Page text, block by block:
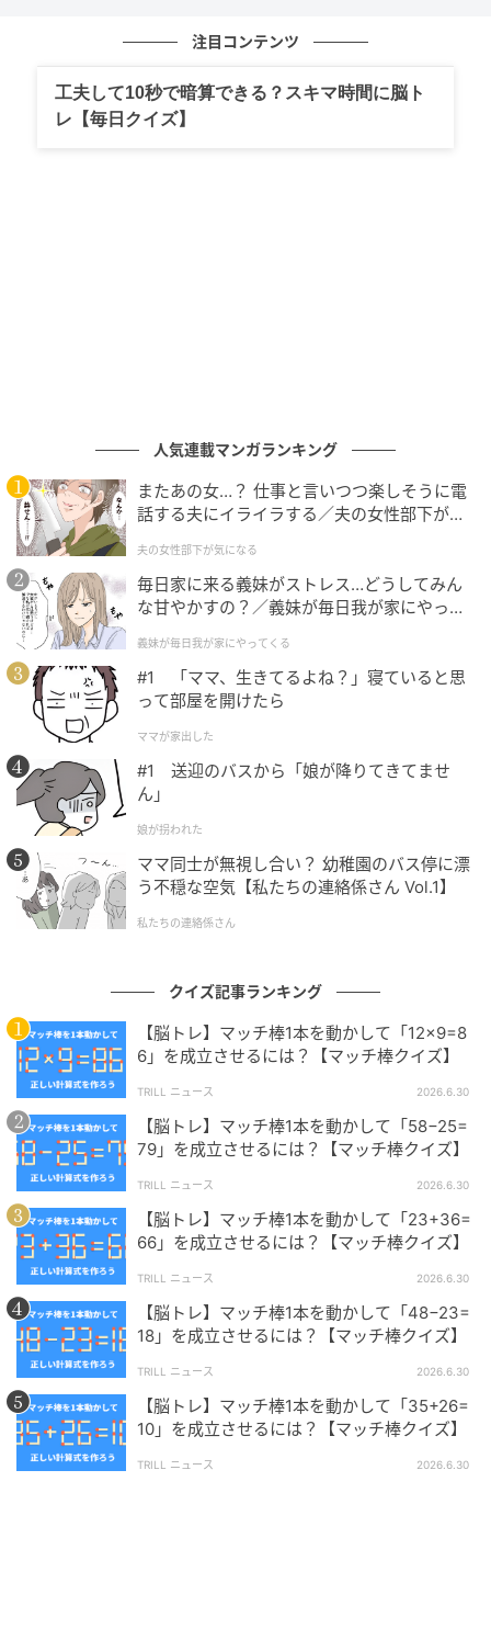
正解、思い浮かびましたか。
略語を元の言葉に戻してみると、意味の輪郭がはっき
株式会社キュービックは、さまざまな場面でご利用い
ただけるクイズ問題のご提供、クイズイベントの構築
を主な業務とする日本初の「クイズの総合商社」で
す。クイズに関することなら何でもお気軽にご相談く
ださい。
【脳トレ】初級編『マッチ棒クイズ』問題まとめ→あ
なたはすぐにひらめけるかな？
【脳トレ】初級編『マッチ棒クイズ』問題まとめ
→あなたはすぐにひらめけるかな？
次の記事
「IBM」って何の略？有名企業でも正式名は
意外と長い【略語クイズ】
の記事をもっとみる
注目コンテンツ
工夫して10秒で暗算できる？スキマ時間に脳ト
レ【毎日クイズ】
人気連載マンガランキング
またあの女…？ 仕事と言いつつ楽しそうに電
話する夫にイライラする／夫の女性部下が気
夫の女性部下が気になる
毎日家に来る義妹がストレス…どうしてみん
な甘やかすの？／義妹が毎日我が家にやって
が】
義妹が毎日我が家にやってくる
#1 「ママ、生きてるよね？」寝ていると思
って部屋を開けたら
ママが家出した
#1 送迎のバスから「娘が降りてきてませ
ん」
娘が拐われた
ママ同士が無視し合い？ 幼稚園のバス停に漂
う不穏な空気【私たちの連絡係さん Vol.1】
私たちの連絡係さん
クイズ記事ランキング
【脳トレ】マッチ棒1本を動かして「12×9=8
6」を成立させるには？【マッチ棒クイズ】
TRILL ニュース 2026.6.30
【脳トレ】マッチ棒1本を動かして「58−25=
79」を成立させるには？【マッチ棒クイズ】
TRILL ニュース 2026.6.30
【脳トレ】マッチ棒1本を動かして「23+36=
66」を成立させるには？【マッチ棒クイズ】
TRILL ニュース 2026.6.30
【脳トレ】マッチ棒1本を動かして「48−23=
18」を成立させるには？【マッチ棒クイズ】
TRILL ニュース 2026.6.30
【脳トレ】マッチ棒1本を動かして「35+26=
10」を成立させるには？【マッチ棒クイズ】
TRILL ニュース 2026.6.30